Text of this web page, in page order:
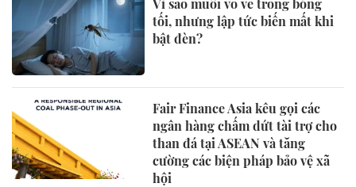
Vì sao muỗi vo ve trong bóng
tối, nhưng lập tức biến mất khi
bật đèn?
Fair Finance Asia kêu gọi các
ngân hàng chấm dứt tài trợ cho
than đá tại ASEAN và tăng
cường các biện pháp bảo vệ xã
hội